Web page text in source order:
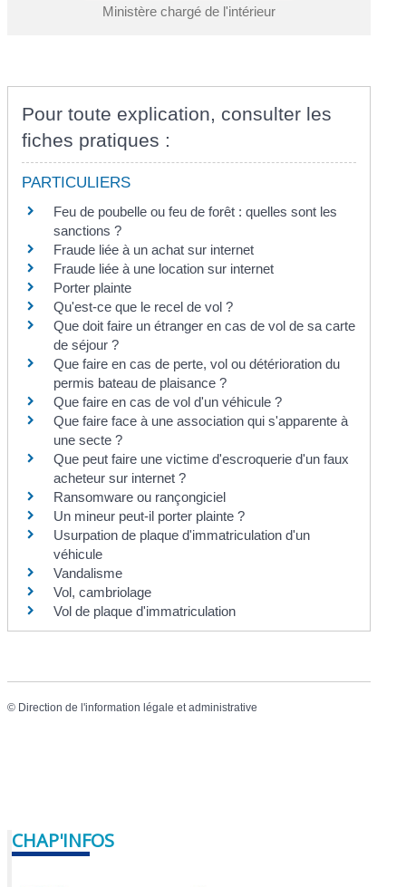
Ministère chargé de l'intérieur
Pour toute explication, consulter les
fiches pratiques :
PARTICULIERS
Feu de poubelle ou feu de forêt : quelles sont les
sanctions ?
Fraude liée à un achat sur internet
Fraude liée à une location sur internet
Porter plainte
Qu'est-ce que le recel de vol ?
Que doit faire un étranger en cas de vol de sa carte
de séjour ?
Que faire en cas de perte, vol ou détérioration du
permis bateau de plaisance ?
Que faire en cas de vol d'un véhicule ?
Que faire face à une association qui s'apparente à
une secte ?
Que peut faire une victime d'escroquerie d'un faux
acheteur sur internet ?
Ransomware ou rançongiciel
Un mineur peut-il porter plainte ?
Usurpation de plaque d'immatriculation d'un
véhicule
Vandalisme
Vol, cambriolage
Vol de plaque d'immatriculation
© Direction de l'information légale et administrative
CHAP'INFOS